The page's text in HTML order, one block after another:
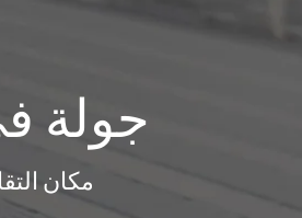
جولة
مكان